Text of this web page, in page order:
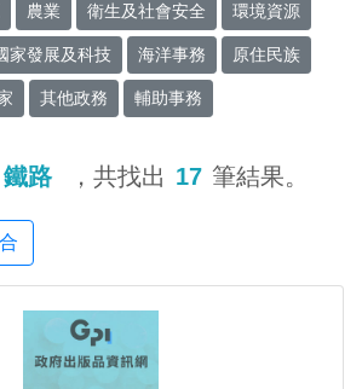
農業 衛生及社會安全 環境資源
家發展及科技 海洋事務 原住民族
其他政務 輔助事務
鐵路 ，共找出 17 筆結果。